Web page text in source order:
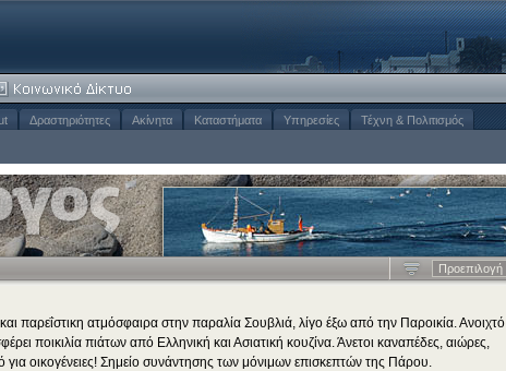
Δραστηριότητες Ακίνητα Καταστήματα Υπηρεσίες Τέχνη & Πολιτισμός
Προεπιλογή
παρεΐστικη ατμόσφαιρα στην παραλία Σουβλιά, λίγο έξω από την Παροικία. Ανοιχτό
ποικιλία πιάτων από Ελληνική και Ασιατική κουζίνα. Άνετοι καναπέδες, αιώρες,
για οικογένειες! Σημείο συνάντησης των μόνιμων επισκεπτών της Πάρου.